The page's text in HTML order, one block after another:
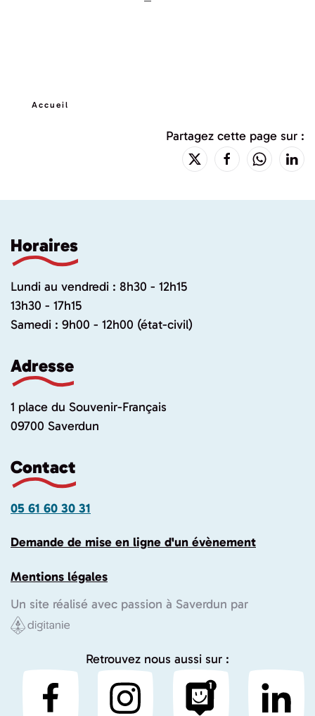
Accueil
Partagez cette page sur :
Horaires
Lundi au vendredi : 8h30 - 12h15
13h30 - 17h15
Samedi : 9h00 - 12h00 (état-civil)
Adresse
1 place du Souvenir-Français
09700 Saverdun
Contact
05 61 60 30 31
Demande de mise en ligne d'un évènement
Mentions légales
Un site réalisé avec passion à Saverdun par
Retrouvez nous aussi sur :